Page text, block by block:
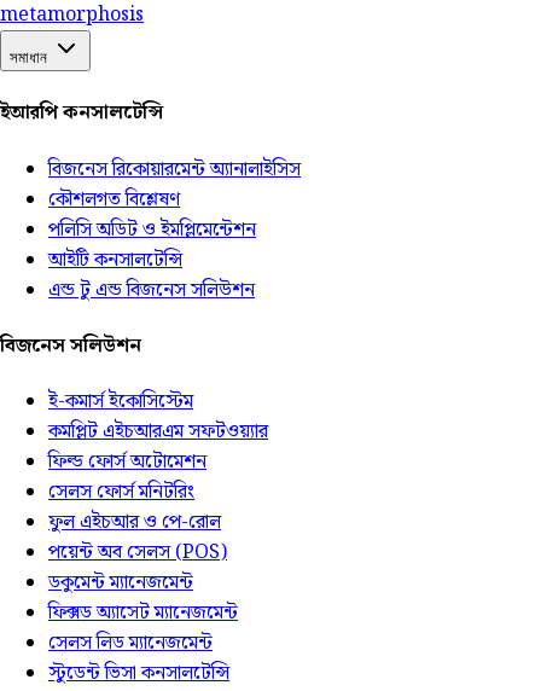
metamorphosis
সমাধান
ইআরপি কনসালটেন্সি
বিজনেস রিকোয়ারমেন্ট অ্যানালাইসিস
কৌশলগত বিশ্লেষণ
পলিসি অডিট ও ইমপ্লিমেন্টেশন
আইটি কনসালটেন্সি
এন্ড টু এন্ড বিজনেস সলিউশন
বিজনেস সলিউশন
ই-কমার্স ইকোসিস্টেম
কমপ্লিট এইচআরএম সফটওয়্যার
ফিল্ড ফোর্স অটোমেশন
সেলস ফোর্স মনিটরিং
ফুল এইচআর ও পে-রোল
পয়েন্ট অব সেলস (POS)
ডকুমেন্ট ম্যানেজমেন্ট
ফিক্সড অ্যাসেট ম্যানেজমেন্ট
সেলস লিড ম্যানেজমেন্ট
স্টুডেন্ট ভিসা কনসালটেন্সি